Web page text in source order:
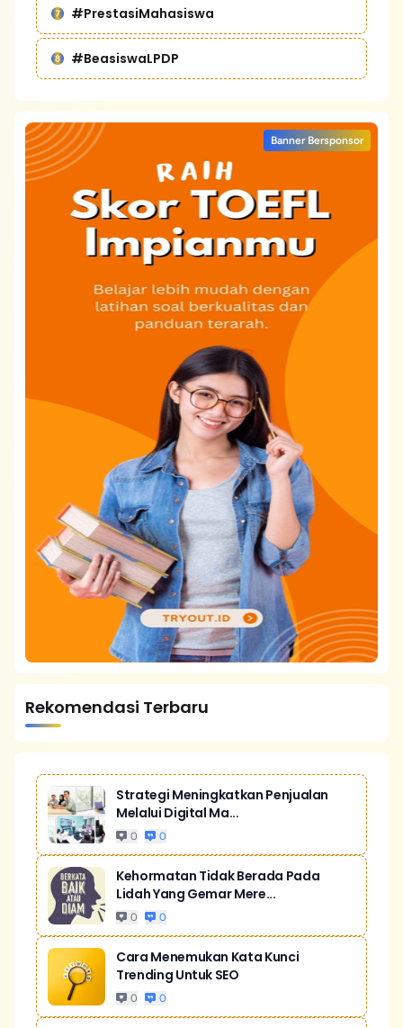
#PrestasiMahasiswa
#BeasiswaLPDP
Banner Bersponsor
Rekomendasi Terbaru
Strategi Meningkatkan Penjualan
Melalui Digital Ma...
0 0
Kehormatan Tidak Berada Pada
Lidah Yang Gemar Mere...
0 0
Cara Menemukan Kata Kunci
Trending Untuk SEO
0 0